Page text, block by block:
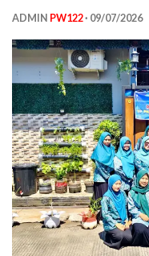
ADMIN PW122· 09/07/2026